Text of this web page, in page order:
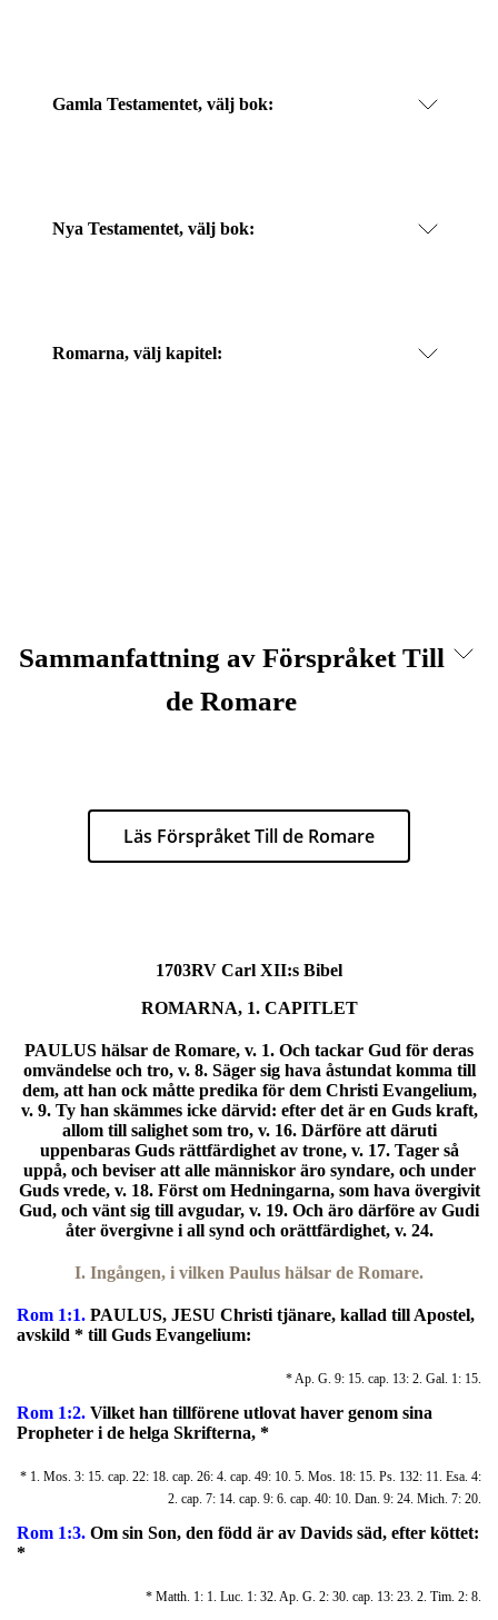
Gamla Testamentet, välj bok:
Nya Testamentet, välj bok:
Romarna, välj kapitel:
Sammanfattning av Förspråket Till
de Romare
Läs Förspråket Till de Romare
1703RV Carl XII:s Bibel
ROMARNA, 1. CAPITLET
PAULUS hälsar de Romare, v. 1. Och tackar Gud för deras
omvändelse och tro, v. 8. Säger sig hava åstundat komma till
dem, att han ock måtte predika för dem Christi Evangelium,
v. 9. Ty han skämmes icke därvid: efter det är en Guds kraft,
allom till salighet som tro, v. 16. Därföre att däruti
uppenbaras Guds rättfärdighet av trone, v. 17. Tager så
uppå, och beviser att alle människor äro syndare, och under
Guds vrede, v. 18. Först om Hedningarna, som hava övergivit
Gud, och vänt sig till avgudar, v. 19. Och äro därföre av Gudi
åter övergivne i all synd och orättfärdighet, v. 24.
I. Ingången, i vilken Paulus hälsar de Romare.
Rom 1:1. PAULUS, JESU Christi tjänare, kallad till Apostel,
avskild * till Guds Evangelium:
* Ap. G. 9: 15. cap. 13: 2. Gal. 1: 15.
Rom 1:2. Vilket han tillförene utlovat haver genom sina
Propheter i de helga Skrifterna, *
* 1. Mos. 3: 15. cap. 22: 18. cap. 26: 4. cap. 49: 10. 5. Mos. 18: 15. Ps. 132: 11. Esa. 4:
2. cap. 7: 14. cap. 9: 6. cap. 40: 10. Dan. 9: 24. Mich. 7: 20.
Rom 1:3. Om sin Son, den född är av Davids säd, efter köttet:
*
* Matth. 1: 1. Luc. 1: 32. Ap. G. 2: 30. cap. 13: 23. 2. Tim. 2: 8.